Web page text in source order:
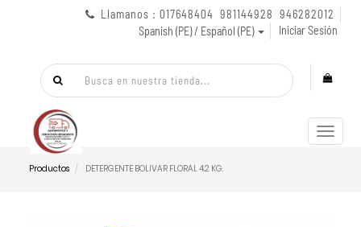
Llamanos : 017648404 981144928 946282012
Spanish (PE) / Español (PE)
Iniciar Sesión
Menú
de
Productos DETERGENTE BOLIVAR FLORAL 4.2 KG.